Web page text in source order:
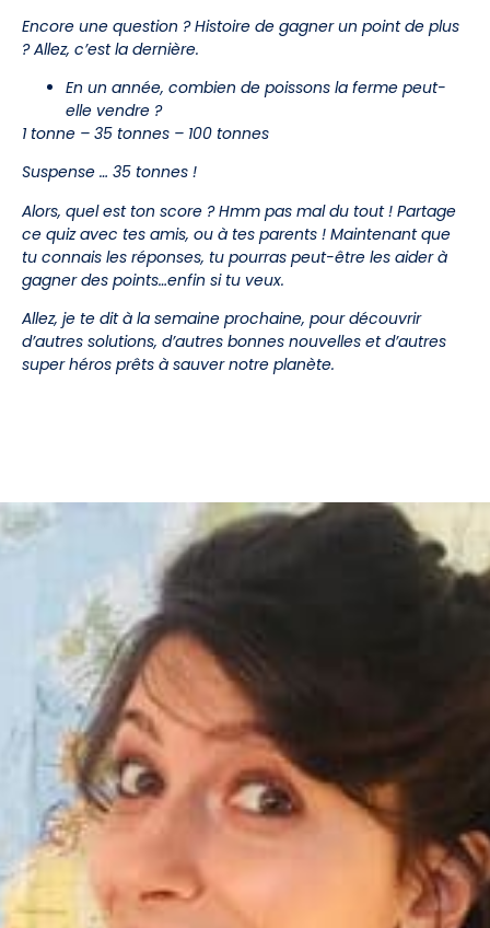
Encore une question ? Histoire de gagner un point de plus
? Allez, c’est la dernière.
En un année, combien de poissons la ferme peut-
elle vendre ?
1 tonne – 35 tonnes – 100 tonnes
Suspense … 35 tonnes !
Alors, quel est ton score ? Hmm pas mal du tout ! Partage
ce quiz avec tes amis, ou à tes parents ! Maintenant que
tu connais les réponses, tu pourras peut-être les aider à
gagner des points…enfin si tu veux.
Allez, je te dit à la semaine prochaine, pour découvrir
d’autres solutions, d’autres bonnes nouvelles et d’autres
super héros prêts à sauver notre planète.